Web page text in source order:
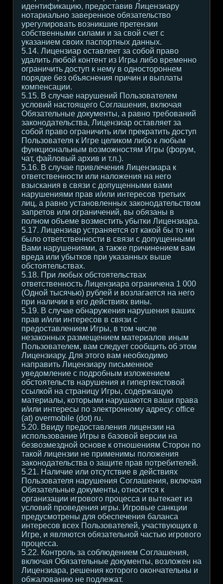
идентификацию, предоставив Лицензиару
нотариально заверенное обязательство
урегулировать возникшие претензии
собственными силами и за свой счет с
указанием своих паспортных данных.
5.14. Лицензиар оставляет за собой право
удалить любой контент из Игры либо временно
ограничить доступ к нему в одностороннем
порядке без объяснения причин и выплаты
компенсации.
5.15. В случае нарушений Пользователем
условий настоящего Соглашения, включая
Обязательные документы, а равно требований
законодательства, Лицензиар оставляет за
собой право ограничить или прекратить доступ
Пользователя к Игре целиком либо к любым
функциональным возможностям Игры (форум,
чат, файловый архив и т.п.).
5.16. В случае привлечения Лицензиара к
ответственности или наложения на него
взыскания в связи с допущенными вами
нарушениями прав и/или интересов третьих
лиц, а равно установленных законодательством
запретов или ограничений, вы обязаны в
полном объеме возместить убытки Лицензиара.
5.17. Лицензиар устраняется от какой бы то ни
было ответственности в связи с допущенными
Вами нарушениями, а также причинением вам
вреда или убытков при указанных выше
обстоятельствах.
5.18. При любых обстоятельствах
ответственность Лицензиара ограничена 1 000
(Одной тысячью) рублей и возлагается на него
при наличии в его действиях вины.
5.19. В случае обнаружения нарушения ваших
прав и/или интересов в связи с
предоставлением Игры, в том числе
незаконных размещением материалов иным
Пользователем, вам следует сообщить об этом
Лицензиару. Для этого вам необходимо
направить Лицензиару письменное
уведомление с подробным изложением
обстоятельств нарушения и гипертекстовой
ссылкой на страницу Игры, содержащую
материалы, которыми нарушаются ваши права
и/или интересы по электронному адресу: office
(at) overmobile (dot) ru.
5.20. Ввиду предоставления лицензии на
использование Игры в базовой версии на
безвозмездной основе к отношениям Сторон по
такой лицензии не применимы положения
законодательства о защите прав потребителей.
5.21. Наличие или отсутствие в действиях
Пользователя нарушения Соглашения, включая
Обязательные документы, относится к
организации игрового процесса и вытекает из
условий проведения игры. Игровые санкции
предусмотрены для обеспечения баланса
интересов всех Пользователей, участвующих в
Игре, и являются обязательной частью игрового
процесса.
5.22. Контроль за соблюдением Соглашения,
включая Обязательные документы, возложен на
Лицензиара, решения которого окончательны и
обжалованию не подлежат.